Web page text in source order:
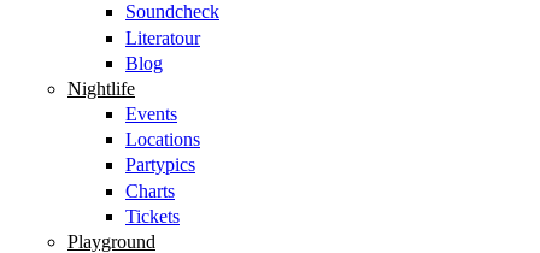
Soundcheck
Literatour
Blog
Nightlife
Events
Locations
Partypics
Charts
Tickets
Playground